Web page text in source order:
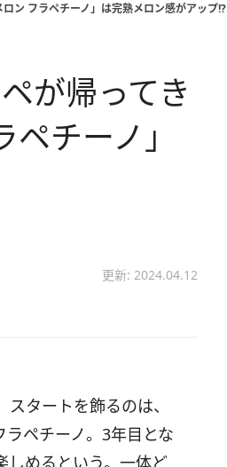
ン フラペチーノ」は完熟メロン感がアップ!?
が帰ってき
チーノ」
更新: 2024.04.12
タートを飾るのは、
ペチーノ。3年目とな
しめるという。一体ど